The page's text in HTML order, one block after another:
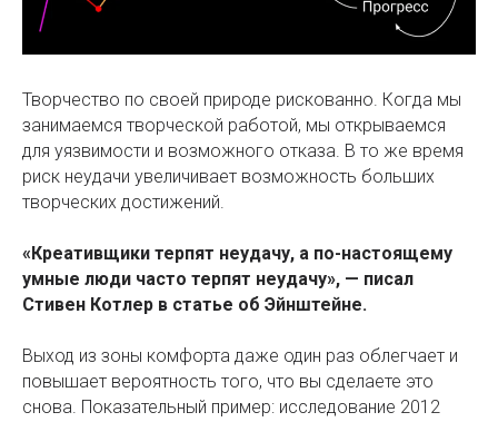
Творчество по своей природе рискованно. Когда мы
занимаемся творческой работой, мы открываемся
для уязвимости и возможного отказа. В то же время
риск неудачи увеличивает возможность больших
творческих достижений.
«Креативщики терпят неудачу, а по-настоящему
умные люди часто терпят неудачу», — писал
Стивен Котлер в статье об Эйнштейне.
Выход из зоны комфорта даже один раз облегчает и
повышает вероятность того, что вы сделаете это
снова. Показательный пример: исследование 2012